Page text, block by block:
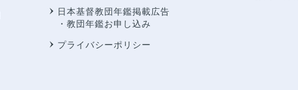
日本基督教団年鑑掲載広告
・教団年鑑お申し込み
プライバシーポリシー